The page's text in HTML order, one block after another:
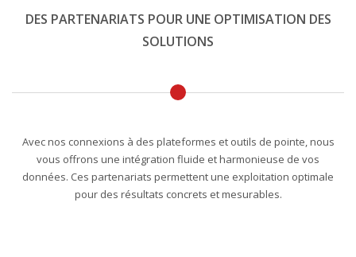
DES PARTENARIATS POUR UNE OPTIMISATION DES
SOLUTIONS
Avec nos connexions à des plateformes et outils de pointe, nous
vous offrons une intégration fluide et harmonieuse de vos
données. Ces partenariats permettent une exploitation optimale
pour des résultats concrets et mesurables.